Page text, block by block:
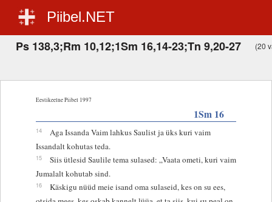
Piibel.NET
Ps 138,3;Rm 10,12;1Sm 16,14-23;Tn 9,20-27 (20
Eestikeelne Piibel 1997
1Sm 16
14
Aga Issanda Vaim lahkus Saulist ja üks kuri vaim
Issandalt kohutas teda.
15
Siis ütlesid Saulile tema sulased: „Vaata ometi, kuri vaim
Jumalalt kohutab sind.
16
Käskigu nüüd meie isand oma sulaseid, kes on su ees,